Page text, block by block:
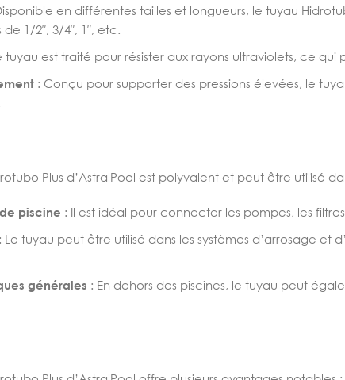
en différentes tailles et longueurs, le tuyau
1/2″, 3/4″, 1″, etc.
tuyau est traité pour résister aux rayons ultraviolets, ce
: Conçu pour supporter des pressions élevées, le
Plus d’AstralPool est polyvalent et peut être utilisé
piscine : Il est idéal pour connecter les pompes, les
: Le tuyau peut être utilisé dans les systèmes d’arrosage
générales : En dehors des piscines, le tuyau peut